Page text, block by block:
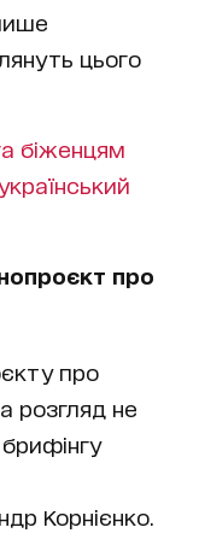
цього
біженцям
про
про
розгляд не
Корнієнко.